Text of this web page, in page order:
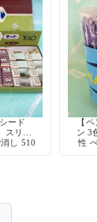
ード
スリー
し 510
【
ン 3
性